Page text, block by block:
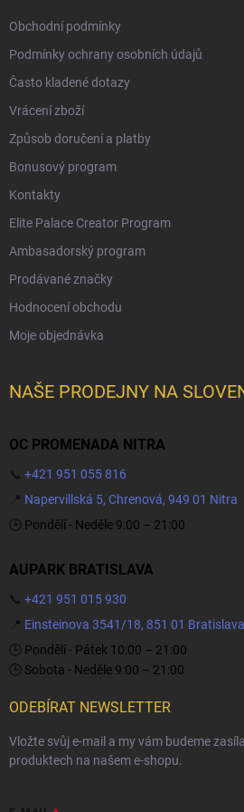
Obchodní podmínky
Podmínky ochrany osobních údajů
Často kladené dotazy
Vrácení zboží
Způsob doručení a platby
Bonusový program
Kontakty
Elite Palace Creator Program
Ambasadorský program
Prodávané značky
Hodnocení obchodu
Moje objednávka
NAŠE PRODEJNY NA
OC PROMENADA NITRA
📞 +421 951 055 816
📍 Napervillská 5, Chrenová, 949 01 Nitra
🕒 Pondělí - Neděle 9:00 – 21:00
AUPARK BRATISLAVA
📞 +421 951 015 930
📍 Einsteinova 3541/18, 851 01 Bratislava
🕒 Pondělí - Pátek 10:00 – 21:00
🕒 Sobota - Neděle 9:00 – 21:00
ODEBÍRAT NEWSLETTER
Vložte svůj e-mail a my vám budeme
produktech na našem e-shopu.